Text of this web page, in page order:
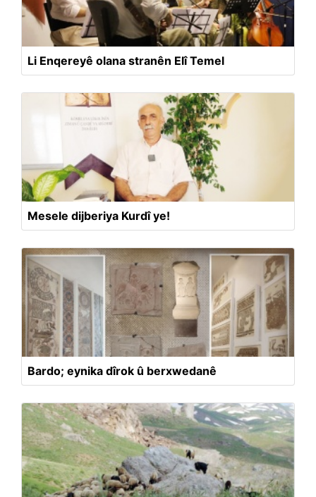
Li Enqereyê olana stranên Elî Temel
Mesele dijberiya Kurdî ye!
Bardo; eynika dîrok û berxwedanê